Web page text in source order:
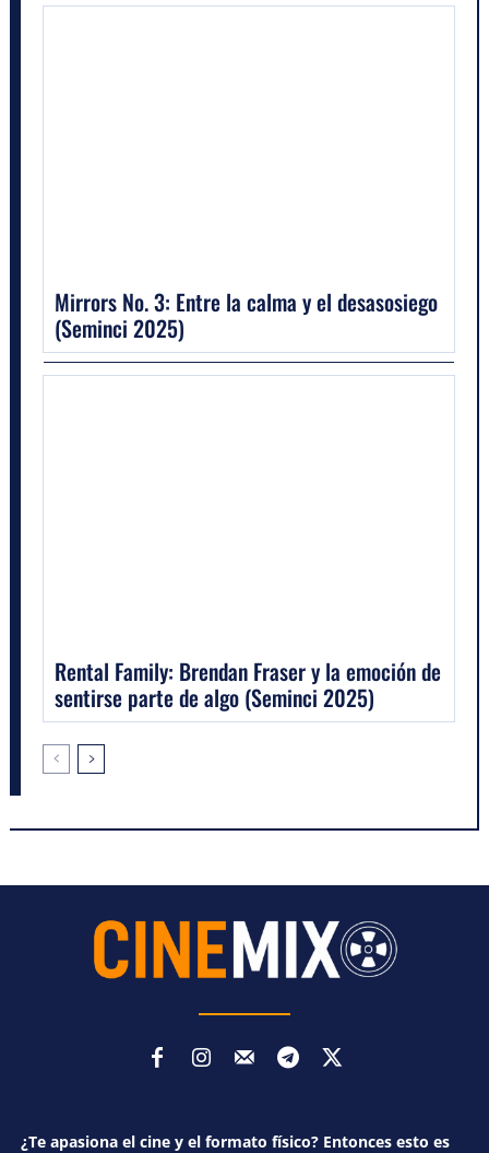
Mirrors No. 3: Entre la calma y el desasosiego
(Seminci 2025)
Rental Family: Brendan Fraser y la emoción de
sentirse parte de algo (Seminci 2025)
¿Te apasiona el cine y el formato físico? Entonces esto es